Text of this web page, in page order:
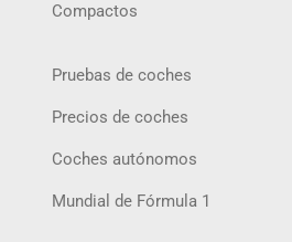
Compactos
Pruebas de coches
Precios de coches
Coches autónomos
Mundial de Fórmula 1